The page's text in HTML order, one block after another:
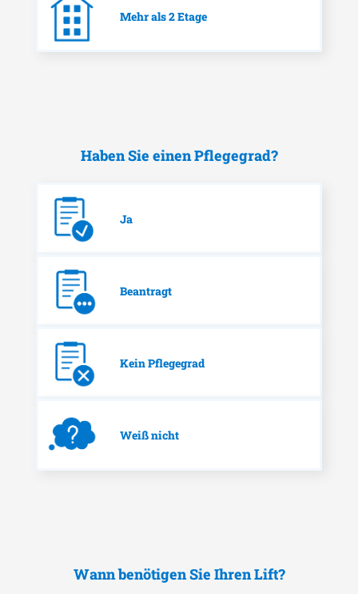
Mehr als 2 Etage
Haben Sie einen Pflegegrad?
Ja
Beantragt
Kein Pflegegrad
Weiß nicht
Wann benötigen Sie Ihren Lift?